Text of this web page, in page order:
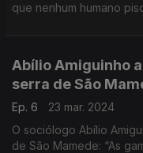
que nenhum humano
Abílio Amiguinho
serra de São
Ep. 6
23 mar. 2024
O sociólogo Abílio
de São Mamede: “As